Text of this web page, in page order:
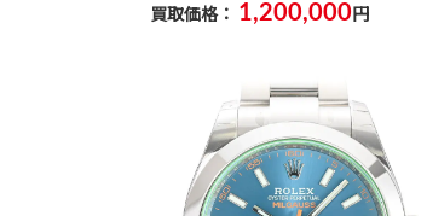
買取価格： 1,200,000 円